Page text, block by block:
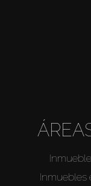
Inmuebles